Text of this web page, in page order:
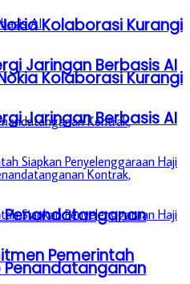
Kolaborasi Kurangi
Jaringan Berbasis AI
Penandatanganan
Pemerintah
Kolaborasi Kurangi
Jaringan Berbasis AI
Penandatanganan